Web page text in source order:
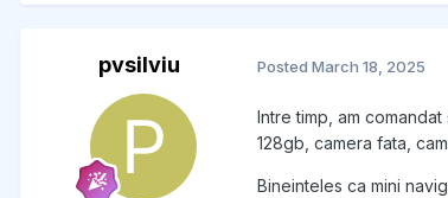
pvsilviu Posted March 18, 2025
Intre timp, am
128gb, camera fata,
Bineinteles ca mini